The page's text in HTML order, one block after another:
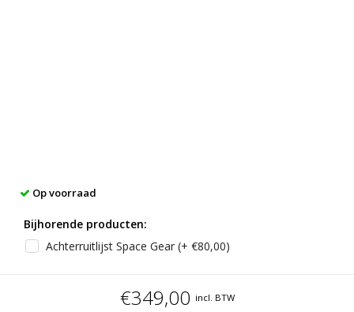
Op voorraad
Bijhorende producten:
Achterruitlijst Space Gear (+ €80,00)
€349,00 incl. BTW